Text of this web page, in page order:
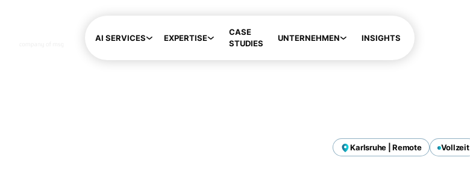
AI SERVICES EXPERTISE
CASE
STUDIES
UNTERNEHMEN INSIGHTS
Karlsruhe | Remote Vollzeit